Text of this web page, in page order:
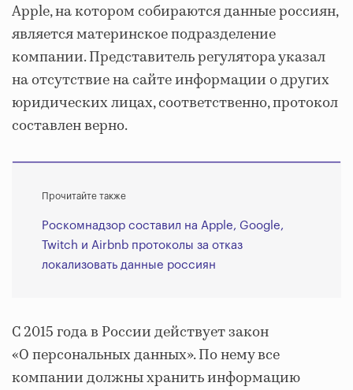
Apple, на котором собираются данные россиян,
является материнское подразделение
компании. Представитель регулятора указал
на отсутствие на сайте информации о других
юридических лицах, соответственно, протокол
составлен верно.
Прочитайте также
Роскомнадзор составил на Apple, Google,
Twitch и Airbnb протоколы за отказ
локализовать данные россиян
С 2015 года в России действует закон
«О персональных данных». По нему все
компании должны хранить информацию